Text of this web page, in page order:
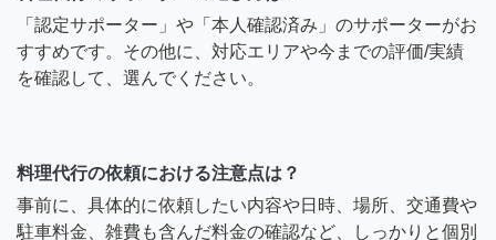
「認定サポーター」や「本人確認済み」のサポーターがお
すすめです。その他に、対応エリアや今までの評価/実績
を確認して、選んでください。
料理代行の依頼における注意点は？
事前に、具体的に依頼したい内容や日時、場所、交通費や
駐車料金、雑費も含んだ料金の確認など、しっかりと個別